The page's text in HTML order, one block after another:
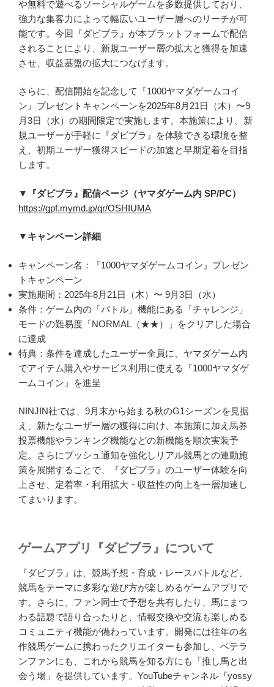
や無料で遊べるソーシャルゲームを多数提供しており、
強力な集客力によって幅広いユーザー層へのリーチが可
能です。今回『ダビブラ』が本プラットフォームで配信
されることにより、新規ユーザー層の拡大と獲得を加速
させ、収益基盤の拡大につなげます。
さらに、配信開始を記念して『1000ヤマダゲームコイ
ン』プレゼントキャンペーンを2025年8月21日（木）〜9
月3日（水）の期間限定で実施します。本施策により、新
規ユーザーが手軽に『ダビブラ』を体験できる環境を整
え、初期ユーザー獲得スピードの加速と早期定着を目指
します。
▼『ダビブラ』配信ページ（ヤマダゲーム内 SP/PC）
https://gpf.mymd.jp/qr/OSHIUMA
▼キャンペーン詳細
キャンペーン名：『1000ヤマダゲームコイン』プレゼン
トキャンペーン
実施期間：2025年8月21日（木）〜 9月3日（水）
条件：ゲーム内の「バトル」機能にある「チャレンジ」
モードの難易度「NORMAL（★★）」をクリアした場合
に達成
特典：条件を達成したユーザー全員に、ヤマダゲーム内
でアイテム購入やサービス利用に使える『1000ヤマダゲ
ームコイン』を進呈
NINJIN社では、9月末から始まる秋のG1シーズンを見据
え、新たなユーザー層の獲得に向け、本施策に加え馬券
投票機能やランキング機能などの新機能を順次実装予
定。さらにプッシュ通知を強化しリアル競馬との連動施
策を展開することで、『ダビブラ』のユーザー体験を向
上させ、定着率・利用拡大・収益性の向上を一層加速し
てまいります。
ゲームアプリ『ダビブラ』について
『ダビブラ』は、競馬予想・育成・レースバトルなど、
競馬をテーマに多彩な遊び方が楽しめるゲームアプリで
す。さらに、ファン同士で予想を共有したり、馬にまつ
わる話題で語り合ったりと、情報交換や交流も楽しめる
コミュニティ機能が備わっています。開発には往年の名
作競馬ゲームに携わったクリエイターも参加し、ベテラ
ンファンにも、これから競馬を知る方にも「推し馬と出
会う場」を提供しています。YouTubeチャンネル『yossy